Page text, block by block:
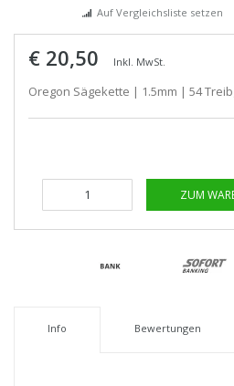
Auf Vergleichsliste setzen
€ 20,50 Inkl. MwSt.
Oregon Sägekette | 1.5mm | 54
ZUM
Info Bewertungen